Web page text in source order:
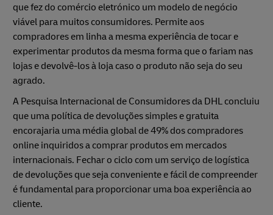
que fez do comércio eletrónico um modelo de negócio
viável para muitos consumidores. Permite aos
compradores em linha a mesma experiência de tocar e
experimentar produtos da mesma forma que o fariam nas
lojas e devolvê-los à loja caso o produto não seja do seu
agrado.
A Pesquisa Internacional de Consumidores da DHL concluiu
que uma política de devoluções simples e gratuita
encorajaria uma média global de 49% dos compradores
online inquiridos a comprar produtos em mercados
internacionais. Fechar o ciclo com um serviço de logística
de devoluções que seja conveniente e fácil de compreender
é fundamental para proporcionar uma boa experiência ao
cliente.